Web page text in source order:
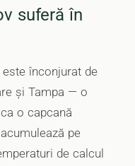
suferă în
este înconjurat de
și Tampa — o
o capcană
pe
de calcul